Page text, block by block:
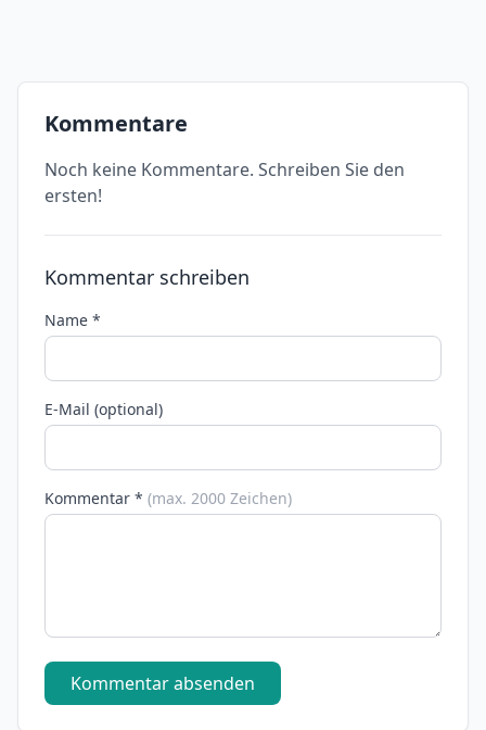
Kommentare
Noch keine Kommentare. Schreiben Sie den
ersten!
Kommentar schreiben
Name *
E-Mail (optional)
Kommentar * (max. 2000 Zeichen)
Kommentar absenden